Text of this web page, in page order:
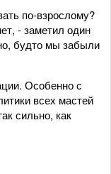
по-взрослому?
- заметил один
будто мы забыли
Особенно с
всех мастей
сильно, как